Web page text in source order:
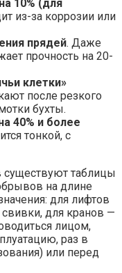
10% (для
из-за коррозии или
прядей. Даже
прочность на 20-
клетки»
после резкого
бухты.
40% и более
тонкой, с
таблицы
на длине
для лифтов
для кранов —
лицом,
раз в
или перед